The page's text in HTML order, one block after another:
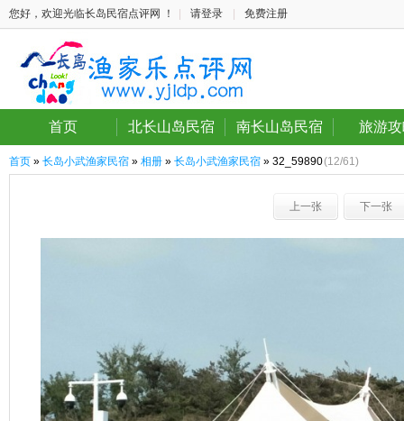
您好，欢迎光临长岛民宿点评网 ！ 请登录 免费注册
首页 北长山岛民宿 南长山岛民宿 旅游
首页 » 长岛小武渔家民宿 » 相册 » 长岛小武渔家民宿 » 32_59890(12/61)
上一张 下一张